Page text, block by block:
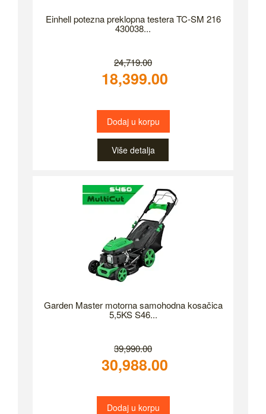
Einhell potezna preklopna testera TC-SM 216
430038...
24,719.00
18,399.00
Dodaj u korpu
Više detalja
Garden Master motorna samohodna kosačica
5,5KS S46...
39,990.00
30,988.00
Dodaj u korpu